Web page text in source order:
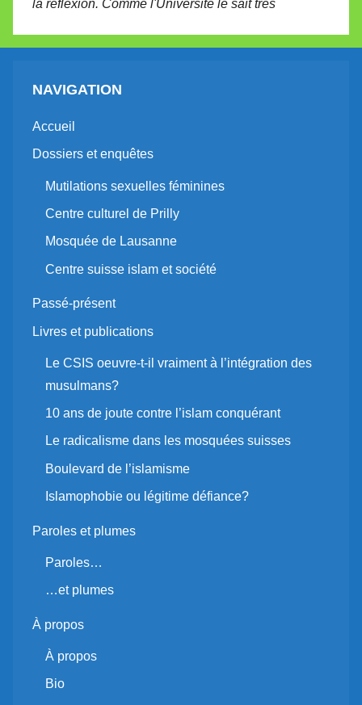
la réflexion. Comme l'Université le sait très
NAVIGATION
Accueil
Dossiers et enquêtes
Mutilations sexuelles féminines
Centre culturel de Prilly
Mosquée de Lausanne
Centre suisse islam et société
Passé-présent
Livres et publications
Le CSIS oeuvre-t-il vraiment à l’intégration des
musulmans?
10 ans de joute contre l’islam conquérant
Le radicalisme dans les mosquées suisses
Boulevard de l’islamisme
Islamophobie ou légitime défiance?
Paroles et plumes
Paroles…
…et plumes
À propos
À propos
Bio